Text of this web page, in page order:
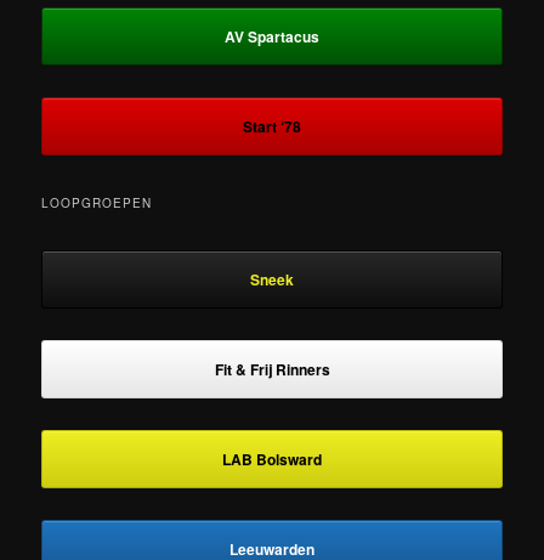
AV Spartacus
Start ‘78
LOOPGROEPEN
Sneek
Fit & Frij Rinners
LAB Bolsward
Leeuwarden